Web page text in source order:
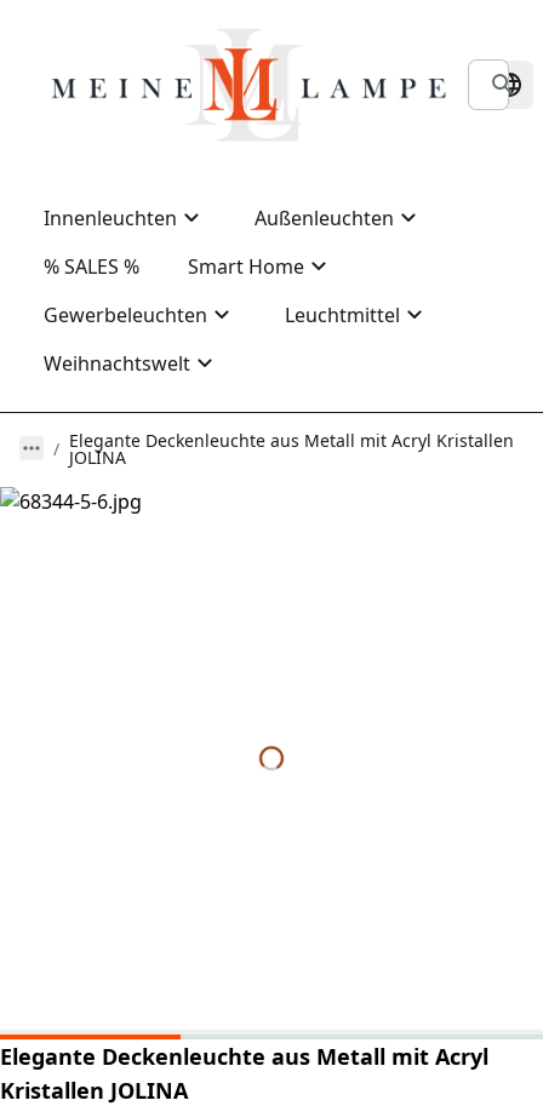
Innenleuchten
Außenleuchten
% SALES %
Smart Home
Gewerbeleuchten
Leuchtmittel
Weihnachtswelt
Elegante Deckenleuchte aus Metall mit Acryl Kristallen
JOLINA
Elegante Deckenleuchte aus Metall mit Acryl
Kristallen JOLINA